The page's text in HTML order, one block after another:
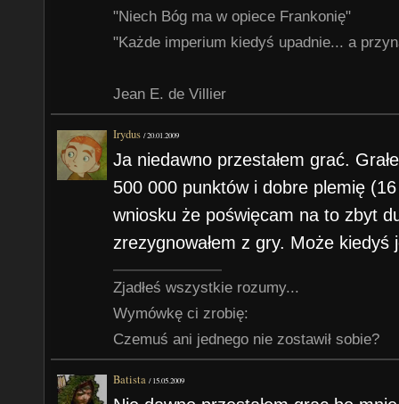
"Niech Bóg ma w opiece Frankonię"
"Każde imperium kiedyś upadnie... a
Jean E. de Villier
Irydus /20.01.2009
Ja niedawno przestałem grać.
500 000 punktów i dobre plemię
wniosku że poświęcam na to zbyt
zrezygnowałem z gry. Może
Zjadłeś wszystkie rozumy...
Wymówkę ci zrobię:
Czemuś ani jednego nie zostawił sobie?
Batista /15.05.2009